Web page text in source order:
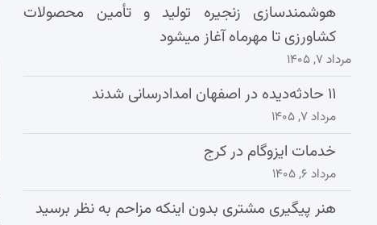
هوشمندسازی زنجیره تولید و تأمین محصولات
کشاورزی تا مهرماه آغاز میشود
مرداد ۷, ۱۴۰۵
۱۱ حادثه‌دیده در اصفهان امدادرسانی شدند
مرداد ۷, ۱۴۰۵
خدمات ایزوگام در کرج
مرداد ۶, ۱۴۰۵
هنر پیگیری مشتری بدون اینکه مزاحم به نظر برسید